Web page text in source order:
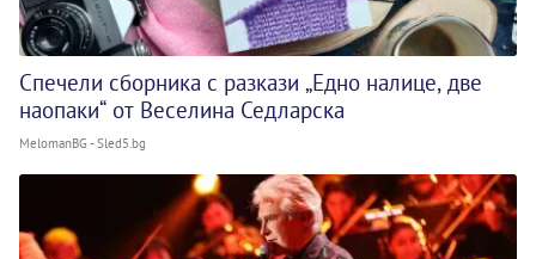
Спечели сборника с разкази „Едно налице, две
наопаки“ от Веселина Седларска
MelomanBG - Sled5.bg